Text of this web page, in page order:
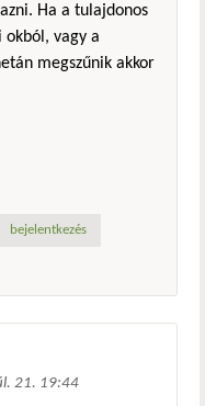
Ha a tulajdonos
vagy a
megszűnik akkor
bejelentkezés
21. 19:44